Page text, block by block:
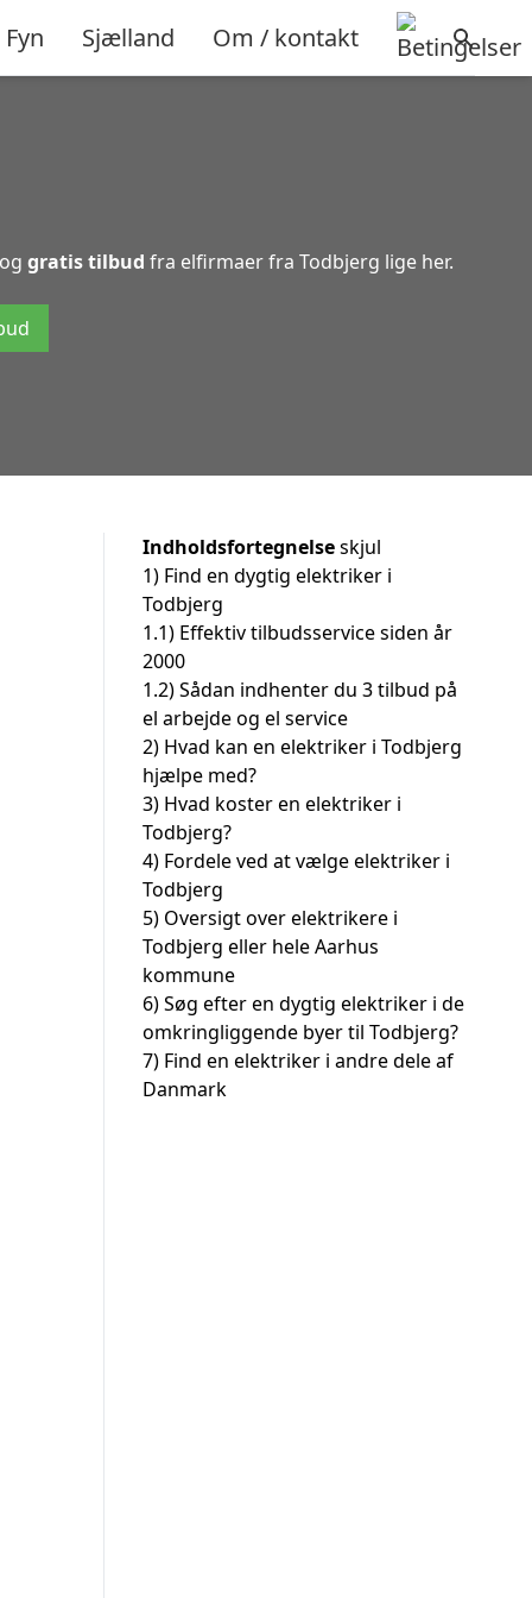
Fyn Sjælland Om / kontakt
gratis tilbud fra elfirmaer fra Todbjerg lige her.
Indholdsfortegnelseskjul
1) Find en dygtig elektriker i
Todbjerg
1.1) Effektiv tilbudsservice siden år
2000
1.2)Sådan indhenter du 3 tilbud på
el arbejde og el service
2) Hvad kan en elektriker i Todbjerg
hjælpe med?
3) Hvad koster en elektriker i
Todbjerg?
4) Fordele ved at vælge elektriker i
Todbjerg
5) Oversigt over elektrikere i
Todbjerg eller hele Aarhus
kommune
6)Søg efter en dygtig elektriker i de
omkringliggende byer til Todbjerg?
7) Find en elektriker i andre dele af
Danmark